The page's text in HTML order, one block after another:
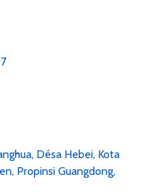
Désa Hebei, Kota
Propinsi Guangdong,